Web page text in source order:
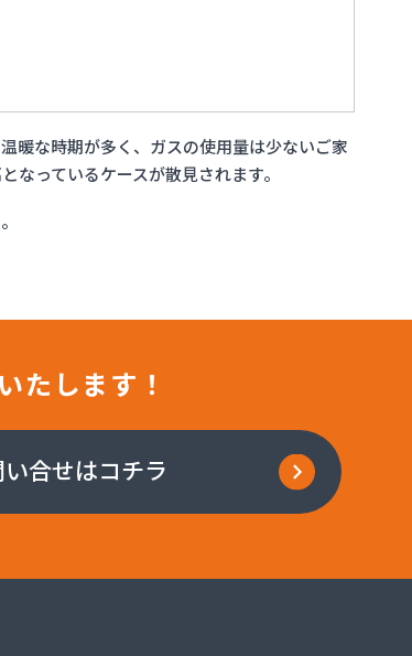
暖な時期が多く、ガスの使用量は少ないご家
っているケースが散見されます。
たします！
合せはコチラ